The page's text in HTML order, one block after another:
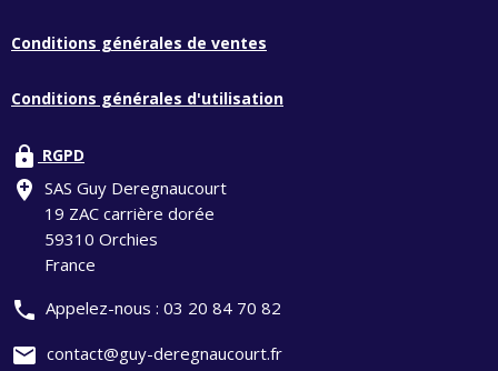
Conditions générales de ventes
Conditions générales d'utilisation
lock RGPD
add_location SAS Guy Deregnaucourt
19 ZAC carrière dorée
59310 Orchies
France
phone Appelez-nous : 03 20 84 70 82
mail contact@guy-deregnaucourt.fr